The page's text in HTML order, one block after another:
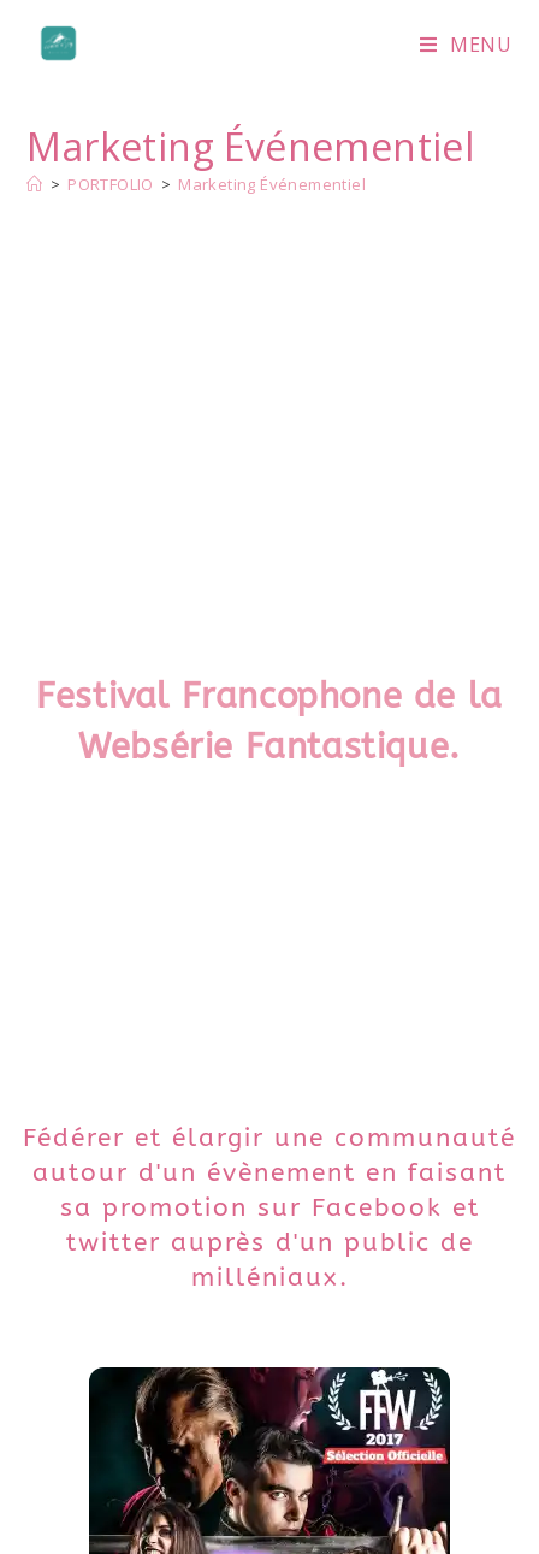
MENU
Marketing Événementiel
> PORTFOLIO > Marketing Événementiel
Festival Francophone de la
Websérie Fantastique.
Fédérer et élargir une communauté
autour d'un évènement en faisant
sa promotion sur Facebook et
twitter auprès d'un public de
milléniaux.